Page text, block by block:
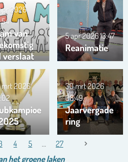
van
verslaat
team …
2026
Reanimatie
5 apr 202613:47
mrt 2026
Jaarvergade
ring
30 mrt 2026
08:49
4 5 27
hetgroenelaken